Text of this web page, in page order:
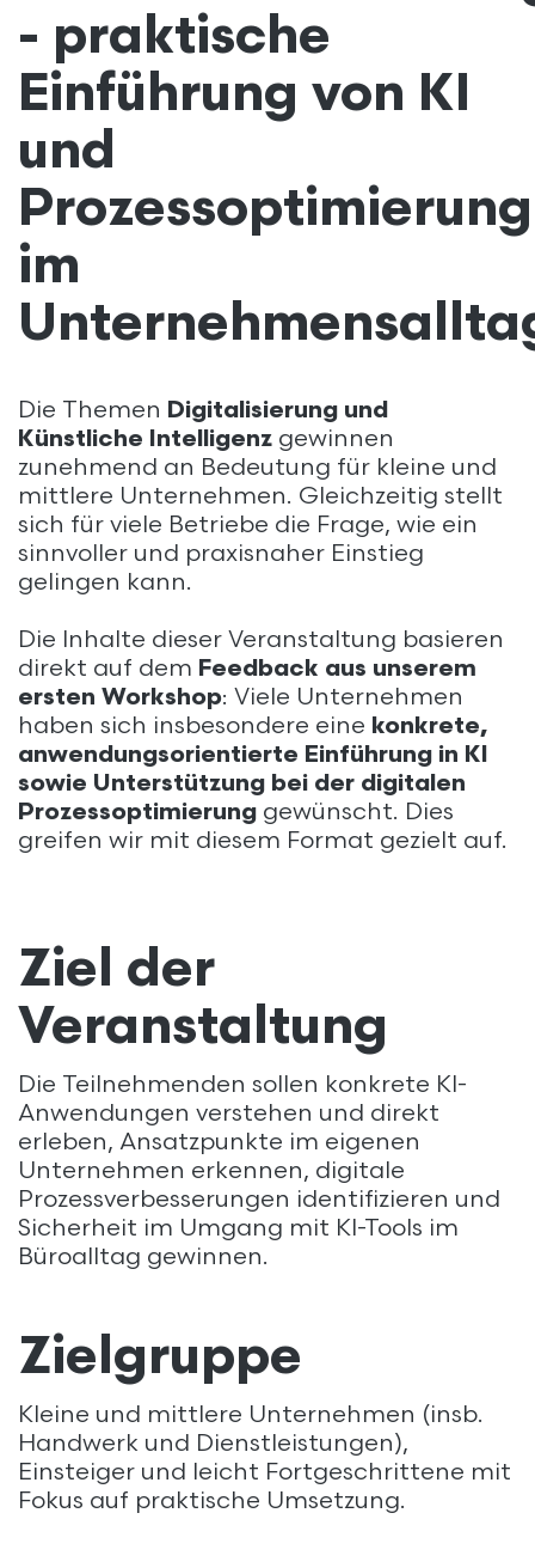
- praktische
Einführung von KI
und
Prozessoptimierung
im
Die Themen Digitalisierung und
Künstliche Intelligenz gewinnen
zunehmend an Bedeutung für kleine und
mittlere Unternehmen. Gleichzeitig stellt
sich für viele Betriebe die Frage, wie ein
sinnvoller und praxisnaher Einstieg
gelingen kann.
Die Inhalte dieser Veranstaltung basieren
direkt auf dem Feedback aus unserem
ersten Workshop: Viele Unternehmen
haben sich insbesondere eine konkrete,
anwendungsorientierte Einführung in KI
sowie Unterstützung bei der digitalen
Prozessoptimierung gewünscht. Dies
greifen wir mit diesem Format gezielt auf.
Ziel der
Veranstaltung
Die Teilnehmenden sollen konkrete KI-
Anwendungen verstehen und direkt
erleben, Ansatzpunkte im eigenen
Unternehmen erkennen, digitale
Prozessverbesserungen identifizieren und
Sicherheit im Umgang mit KI-Tools im
Büroalltag gewinnen.
Zielgruppe
Kleine und mittlere Unternehmen (insb.
Handwerk und Dienstleistungen),
Einsteiger und leicht Fortgeschrittene mit
Fokus auf praktische Umsetzung.